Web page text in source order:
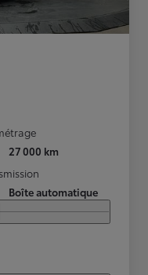
27 000 km
Boîte automatique